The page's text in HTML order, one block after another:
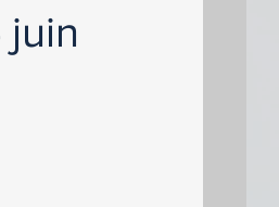
juin